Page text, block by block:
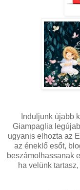
Induljunk újabb
Giampaglia
ugyanis elhozta az
az éneklő esőt,
beszámolhassanak
ha velünk